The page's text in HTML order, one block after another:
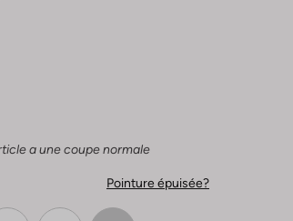
a une coupe normale
Pointure épuisée?